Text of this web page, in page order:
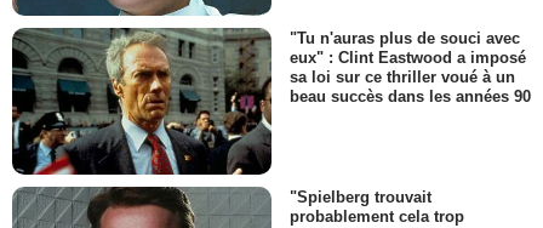
"Tu n'auras plus de souci avec
eux" : Clint Eastwood a imposé
sa loi sur ce thriller voué à un
beau succès dans les années 90
"Spielberg trouvait
probablement cela trop